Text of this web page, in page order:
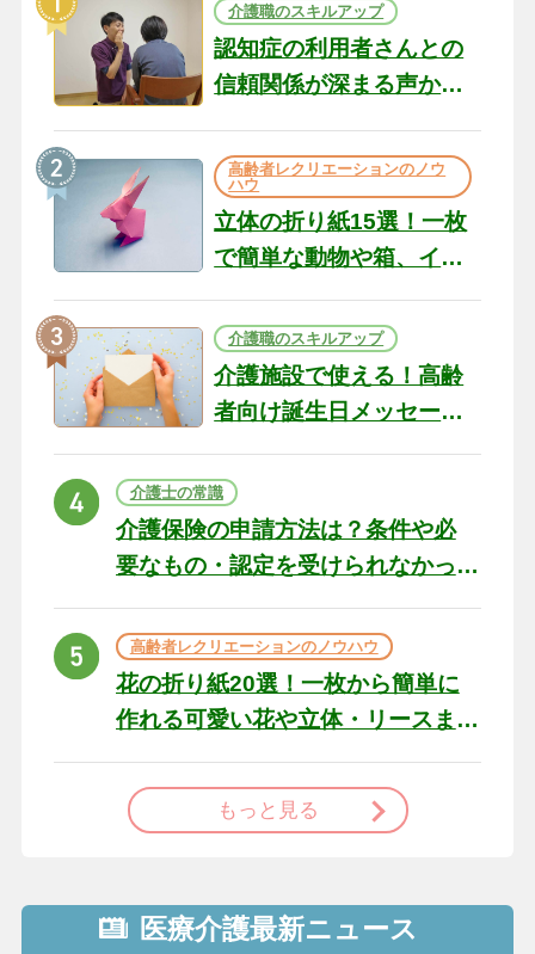
介護職のスキルアップ
認知症の利用者さんとの
信頼関係が深まる声かけ
の現場から（22）
高齢者レクリエーションのノウ
ハウ
立体の折り紙15選！一枚
で簡単な動物や箱、イン
介護職のスキルアップ
介護施設で使える！高齢
者向け誕生日メッセージ
ト
介護士の常識
介護保険の申請方法は？条件や必
要なもの・認定を受けられなかっ
高齢者レクリエーションのノウハウ
花の折り紙20選！一枚から簡単に
作れる可愛い花や立体・リースま
もっと見る
医療介護最新ニュース